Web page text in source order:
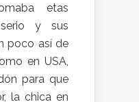
etas
y sus
poco así de
en USA,
para que
la chica en